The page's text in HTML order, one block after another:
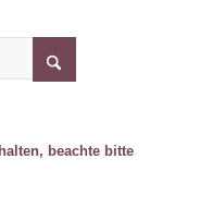
beachte bitte